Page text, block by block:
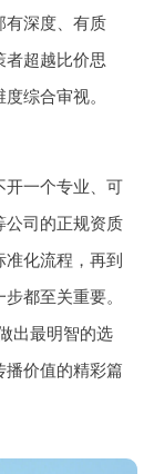
有深度、有质
者超越比价思
综合审视。
开一个专业、可
公司的正规资质
化流程，再到
都至关重要。
出最明智的选
价值的精彩篇